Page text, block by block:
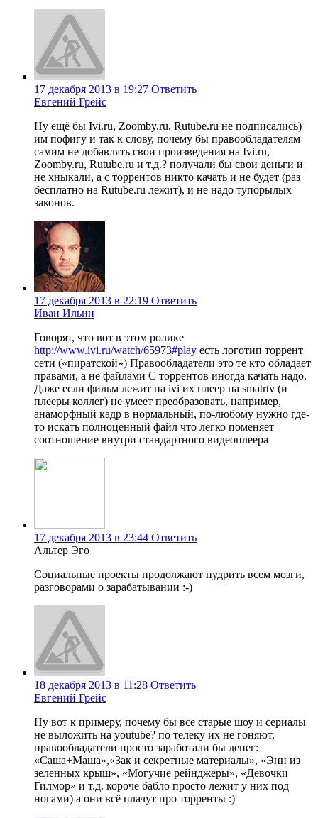
17 декабря 2013 в 19:27 Ответить
Евгений Грейс
Ну ещё бы Ivi.ru, Zoomby.ru, Rutube.ru не подписались)
им пофигу и так к слову, почему бы правообладателям
самим не добавлять свои произведения на Ivi.ru,
Zoomby.ru, Rutube.ru и т.д.? получали бы свои деньги и
не хныкали, а с торрентов никто качать и не будет (раз
бесплатно на Rutube.ru лежит), и не надо тупорылых
законов.
17 декабря 2013 в 22:19 Ответить
Иван Ильин
Говорят, что вот в этом ролике
http://www.ivi.ru/watch/65973#play есть логотип торрент
сети («пиратской») Правообладатели это те кто обладает
правами, а не файлами С торрентов иногда качать надо.
Даже если фильм лежит на ivi их плеер на smatrtv (и
плееры коллег) не умеет преобразовать, например,
анаморфный кадр в нормальный, по-любому нужно где-
то искать полноценный файл что легко поменяет
соотношение внутри стандартного видеоплеера
17 декабря 2013 в 23:44 Ответить
Альтер Эго
Социальные проекты продолжают пудрить всем мозги,
разговорами о зарабатывании :-)
18 декабря 2013 в 11:28 Ответить
Евгений Грейс
Ну вот к примеру, почему бы все старые шоу и сериалы
не выложить на youtube? по телеку их не гоняют,
правообладатели просто заработали бы денег:
«Саша+Маша»,«Зак и секретные материалы», «Энн из
зеленных крыш», «Могучие рейнджеры», «Девочки
Гилмор» и т.д. короче бабло просто лежит у них под
ногами) а они всё плачут про торренты :)